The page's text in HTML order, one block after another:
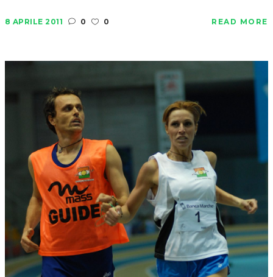
8 APRILE 2011 0 0 READ MORE